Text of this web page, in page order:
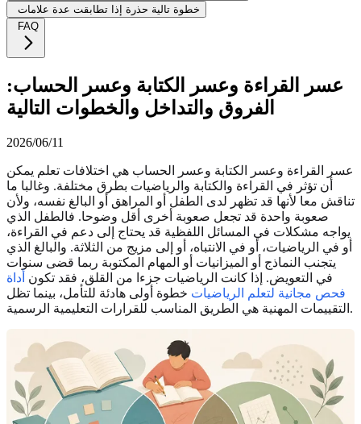
خطوة تالية حذرة إذا تطابقت عدة علامات
FAQ
عسر القراءة وعسر الكتابة وعسر الحساب:
الفروق والتداخل والخطوات التالية
2026/06/11
عسر القراءة وعسر الكتابة وعسر الحساب هي اختلافات تعلم يمكن
أن تؤثر في القراءة والكتابة والرياضيات بطرق مختلفة. وغالبا ما
تناقش معا لأنها قد تظهر لدى الطفل أو المراهق أو البالغ نفسه، ولأن
صعوبة واحدة قد تجعل صعوبة أخرى أقل وضوحا. فالطفل الذي
يواجه مشكلات في المسائل اللفظية قد يحتاج إلى دعم في القراءة،
أو في الرياضيات، أو في الانتباه، أو إلى مزيج من الثلاثة. والبالغ الذي
يتجنب النماذج أو الميزانيات أو المهام المكتوبة ربما قضى سنوات
في التعويض. إذا كانت الرياضيات جزءا من القلق، فقد تكون أداة
فحص مجانية لتعلم الرياضيات خطوة أولى هادئة للتأمل، بينما تظل
التقييمات المهنية هي الطريق المناسب للقرارات التعليمية الرسمية.